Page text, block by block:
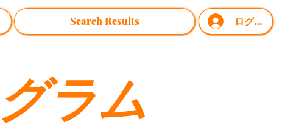
Search Results ログイン
ラム